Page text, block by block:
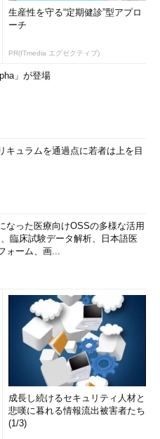
生産性を守る“定期健診”型アプロ
ーチ
PR(ITmedia エグゼクティブ)
」が登場
キュラムを通過点に若者は上を目
なった医療向けOSSの多様な活用
臨床試験データ解析、日本語医
ォーム、画...
成長し続けるセキュリティ人材と
悲嘆に暮れる情報流出被害者たち
(1/3)